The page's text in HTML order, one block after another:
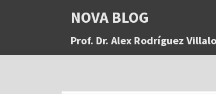
a
NOVA BLOG
Prof. Dr. Alex Rodríguez